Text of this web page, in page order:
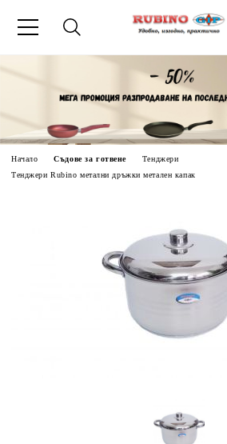
Начало Съдове за готвене
Тенджери
Тенджери Rubino метални дръжки метален капак